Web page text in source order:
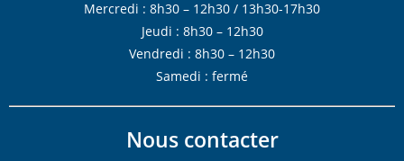
Mercredi : 8h30 – 12h30 / 13h30-17h30
Jeudi : 8h30 – 12h30
Vendredi : 8h30 – 12h30
Samedi : fermé
Nous contacter